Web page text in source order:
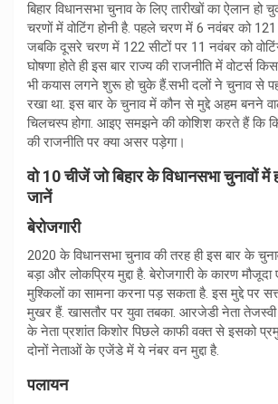
बिहार विधानसभा चुनाव के लिए तारीखों का ऐलान हो
चरणों में वोटिंग होनी है. पहले चरण में 6 नवंबर को
जबकि दूसरे चरण में 122 सीटों पर 11 नवंबर को
घोषणा होते ही इस बार राज्य की राजनीति में वोटर्स
भी कयास लगने शुरू हो चुके हैं.सभी दलों ने चुनाव से
रखा था. इस बार के चुनाव में कौन से मुद्दे अहम बनने
चिलचस्प होगा. आइए समझने की कोशिश करते हैं कि
की राजनीति पर क्या असर पड़ेगा।
वो 10 चीजें जो बिहार के विधानसभा चुनावों में
जानें
बेरोजगारी
2020 के विधानसभा चुनाव की तरह ही इस बार के
बड़ा और लोकप्रिय मुद्दा है. बेरोजगारी के कारण
मुश्किलों का सामना करना पड़ सकता है. इस मुद्दे पर
मुखर हैं. खासतौर पर युवा तबका. आरजेडी नेता
के नेता प्रशांत किशोर पिछले काफी वक्त से इसको
दोनों नेताओं के एजेंडे में ये नंबर वन मुद्दा है.
पलायन